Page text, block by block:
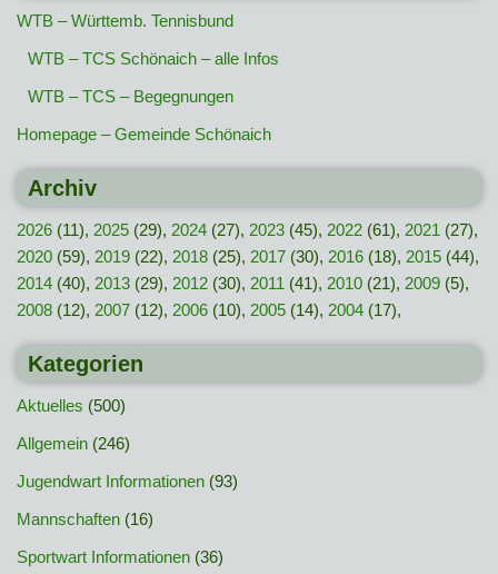
WTB – Württemb. Tennisbund
WTB – TCS Schönaich – alle Infos
WTB – TCS – Begegnungen
Homepage – Gemeinde Schönaich
Archiv
2026 (11), 2025 (29), 2024 (27), 2023 (45), 2022 (61), 2021 (27),
2020 (59), 2019 (22), 2018 (25), 2017 (30), 2016 (18), 2015 (44),
2014 (40), 2013 (29), 2012 (30), 2011 (41), 2010 (21), 2009 (5),
2008 (12), 2007 (12), 2006 (10), 2005 (14), 2004 (17),
Kategorien
Aktuelles (500)
Allgemein (246)
Jugendwart Informationen (93)
Mannschaften (16)
Sportwart Informationen (36)